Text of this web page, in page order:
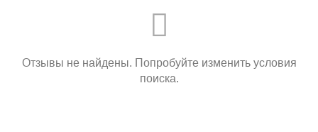
Отзывы не найдены. Попробуйте изменить условия
поиска.